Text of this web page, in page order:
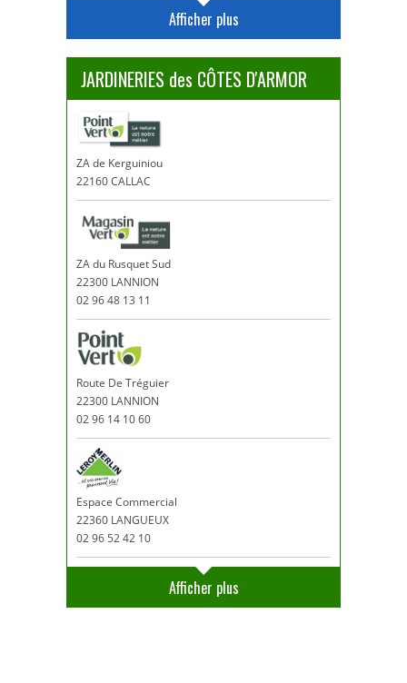
Afficher plus
JARDINERIES des CÔTES D'ARMOR
ZA de Kerguiniou
22160 CALLAC
ZA du Rusquet Sud
22300 LANNION
02 96 48 13 11
Route De Tréguier
22300 LANNION
02 96 14 10 60
Espace Commercial
22360 LANGUEUX
02 96 52 42 10
Afficher plus